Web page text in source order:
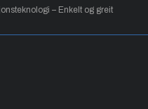
– Enkelt og greit